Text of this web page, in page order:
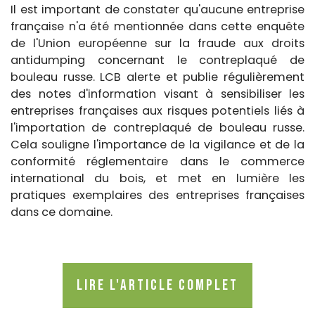
Il est important de constater qu'aucune entreprise
française n'a été mentionnée dans cette enquête
de l'Union européenne sur la fraude aux droits
antidumping concernant le contreplaqué de
bouleau russe. LCB alerte et publie régulièrement
des notes d'information visant à sensibiliser les
entreprises françaises aux risques potentiels liés à
l'importation de contreplaqué de bouleau russe.
Cela souligne l'importance de la vigilance et de la
conformité réglementaire dans le commerce
international du bois, et met en lumière les
pratiques exemplaires des entreprises françaises
dans ce domaine.
Lire l'article complet